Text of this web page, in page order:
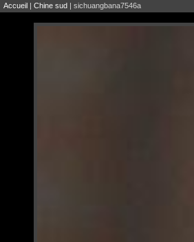
Accueil | Chine sud | sichuangbana7546a